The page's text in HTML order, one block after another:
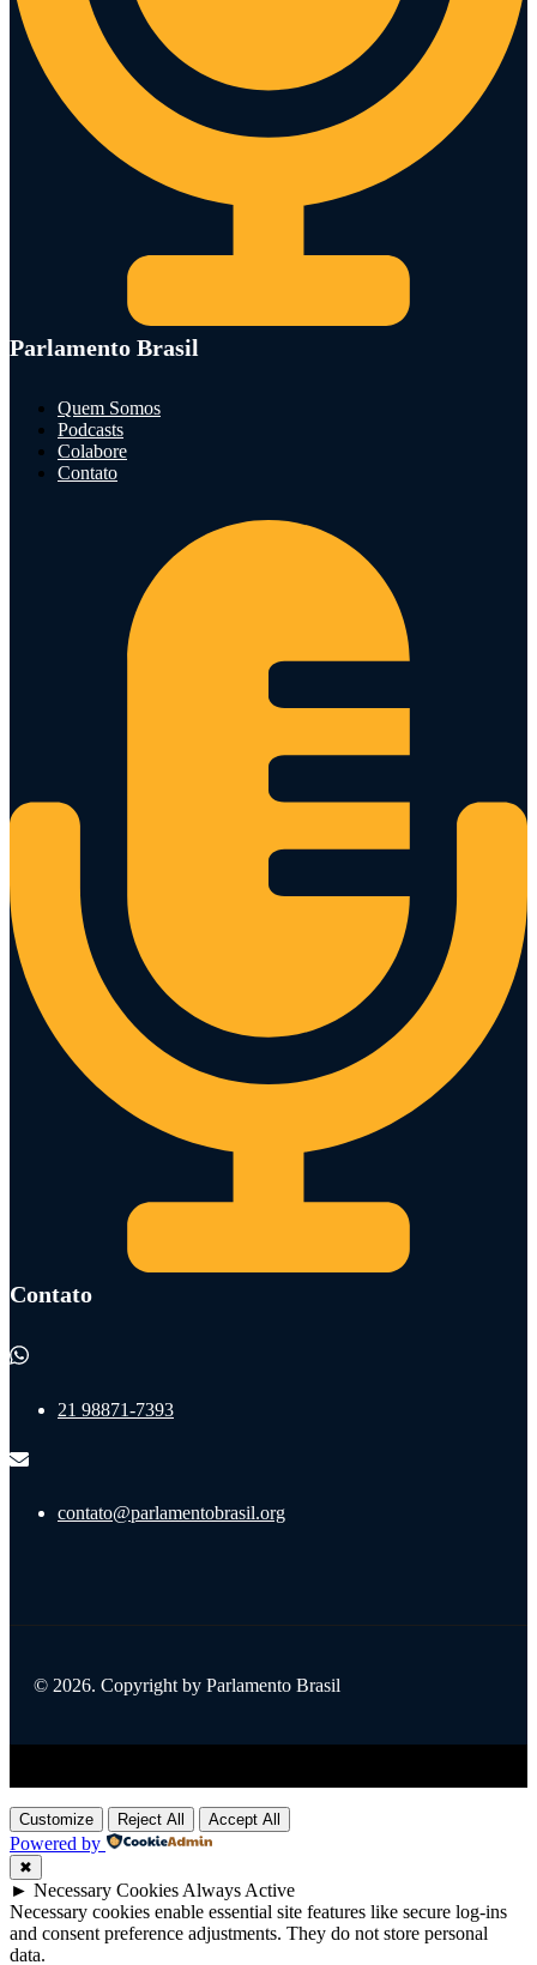
Parlamento Brasil
Quem Somos
Podcasts
Colabore
Contato
Contato
21 98871-7393
contato@parlamentobrasil.org
© 2026. Copyright by Parlamento Brasil
Customize Reject All Accept All
Powered by
✖
► Necessary Cookies Always Active
Necessary cookies enable essential site features like secure log-ins
and consent preference adjustments. They do not store personal
data.